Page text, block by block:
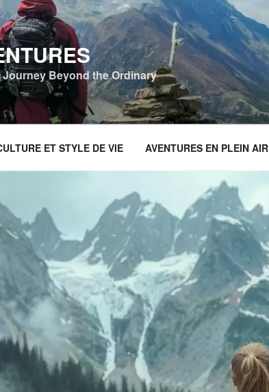
Beyond the Ordinary
ET STYLE DE VIE AVENTURES EN PLEIN AIR